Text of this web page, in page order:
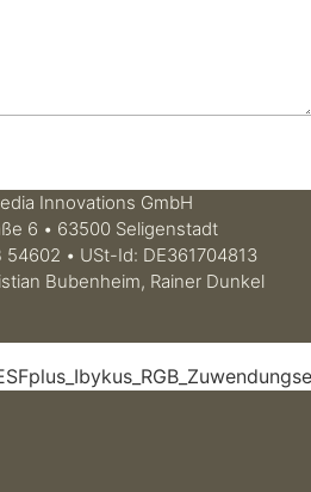
Innovations GmbH
6 • 63500 Seligenstadt
54602 • USt-Id: DE361704813
Bubenheim, Rainer Dunkel